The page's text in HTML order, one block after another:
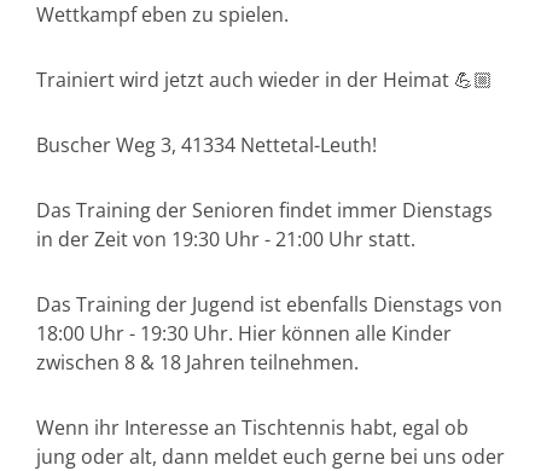
Wettkampf eben zu spielen.
Trainiert wird jetzt auch wieder in der Heimat 💪🏼
Buscher Weg 3, 41334 Nettetal-Leuth!
Das Training der Senioren findet immer Dienstags
in der Zeit von 19:30 Uhr - 21:00 Uhr statt.
Das Training der Jugend ist ebenfalls Dienstags von
18:00 Uhr - 19:30 Uhr. Hier können alle Kinder
zwischen 8 & 18 Jahren teilnehmen.
Wenn ihr Interesse an Tischtennis habt, egal ob
jung oder alt, dann meldet euch gerne bei uns oder